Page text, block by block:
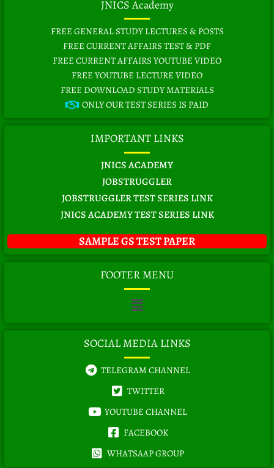
JNICS Academy
FREE GENERAL STUDY LECTURES & POSTS
FREE CURRENT AFFAIRS TEST & PDF
FREE CURRENT AFFAIRS YOUTUBE VIDEO
FREE YOUTUBE LECTURE VIDEO
FREE DOWNLOAD STUDY MATERIALS
ONLY OUR TEST SERIES IS PAID
IMPORTANT LINKS
JNICS ACADEMY
JOBSTRUGGLER
JOBSTRUGGLER TEST SERIES LINK
JNICS ACADEMY TEST SERIES LINK
SAMPLE GS TEST PAPER
FOOTER MENU
Menu
SOCIAL MEDIA LINKS
TELEGRAM CHANNEL
TWITTER
YOUTUBE CHANNEL
FACEBOOK
WHATSAAP GROUP